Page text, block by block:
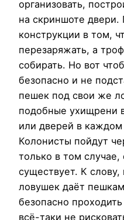
организовать,
на скриншоте двери.
конструкции в том,
перезаряжать, а
собирать. Но вот
безопасно и не
пешек под свои же
подобные ухищрени
или дверей в
Колонисты пойдут
только в том случае,
существует. К
ловушек даёт
безопасно
всё-таки не